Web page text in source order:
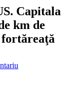
Capitala
km de
SUMMIT